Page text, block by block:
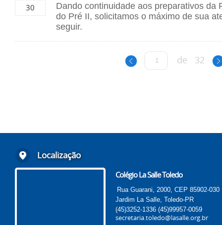
30
Dando continuidade aos preparativos da
do Pré II, solicitamos o máximo de sua
seguir.
de 32
Localização
Colégio La Salle Toledo
Rua Guarani, 2000, CEP 85902-030
Jardim La Salle, Toledo-PR
(45)3252-1336 (45)99957-0059
secretaria.toledo@lasalle.org.br